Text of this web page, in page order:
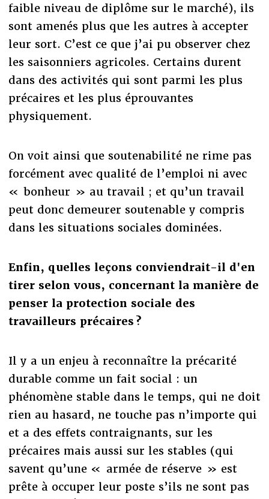
faible niveau de diplôme sur le marché), ils
sont amenés plus que les autres à accepter
leur sort. C’est ce que j’ai pu observer chez
les saisonniers agricoles. Certains durent
dans des activités qui sont parmi les plus
précaires et les plus éprouvantes
physiquement.
On voit ainsi que soutenabilité ne rime pas
forcément avec qualité de l’emploi ni avec
« bonheur » au travail ; et qu’un travail
peut donc demeurer soutenable y compris
dans les situations sociales dominées.
Enfin, quelles leçons conviendrait-il d'en
tirer selon vous, concernant la manière de
penser la protection sociale des
travailleurs précaires ?
Il y a un enjeu à reconnaître la précarité
durable comme un fait social : un
phénomène stable dans le temps, qui ne doit
rien au hasard, ne touche pas n’importe qui
et a des effets contraignants, sur les
précaires mais aussi sur les stables (qui
savent qu’une « armée de réserve » est
prête à occuper leur poste s’ils ne sont pas